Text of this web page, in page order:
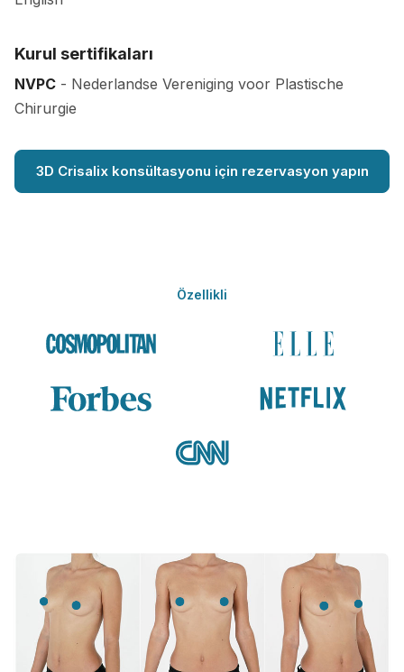
Kurul sertifikaları
NVPC - Nederlandse Vereniging voor Plastische
Chirurgie
3D Crisalix konsültasyonu için rezervasyon yapın
Özellikli